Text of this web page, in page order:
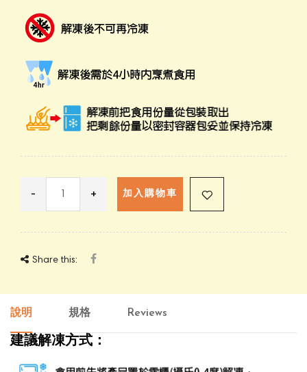
- + 加入購物車
Share this:
說明 規格 Reviews
建議解凍方式：